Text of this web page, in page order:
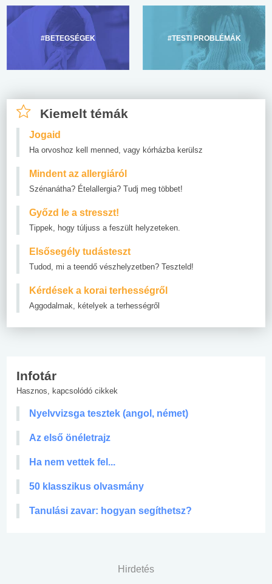
#BETEGSÉGEK #TESTI PROBLÉMÁK
Kiemelt témák
Jogaid
Ha orvoshoz kell menned, vagy kórházba kerülsz
Mindent az allergiáról
Szénanátha? Ételallergia? Tudj meg többet!
Győzd le a stresszt!
Tippek, hogy túljuss a feszült helyzeteken.
Elsősegély tudásteszt
Tudod, mi a teendő vészhelyzetben? Teszteld!
Kérdések a korai terhességről
Aggodalmak, kételyek a terhességről
Infotár
Hasznos, kapcsolódó cikkek
Nyelvvizsga tesztek (angol, német)
Az első önéletrajz
Ha nem vettek fel...
50 klasszikus olvasmány
Tanulási zavar: hogyan segíthetsz?
Hirdetés